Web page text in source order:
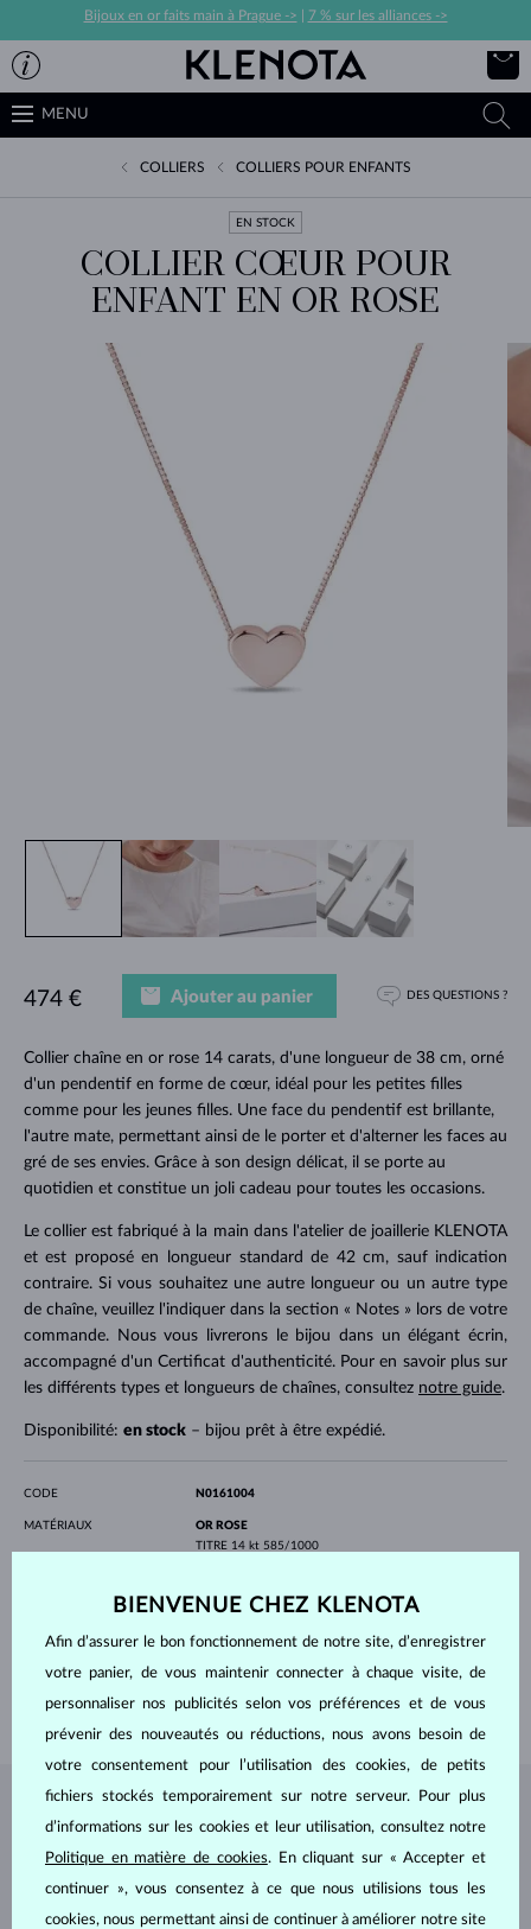
Bijoux en or faits main à Prague -> 7 % sur les alliances ->
MENU
COLLIERS COLLIERS POUR ENFANTS
EN STOCK
COLLIER CŒUR POUR
ENFANT EN OR ROSE
Collier chaîne en or rose 14 carats, d'une longueur de 38 cm, orné
d'un pendentif en forme de cœur, idéal pour les petites filles
comme pour les jeunes filles. Une face du pendentif est brillante,
l'autre mate, permettant ainsi de le porter et d'alterner les faces au
gré de ses envies. Grâce à son design délicat, il se porte au
quotidien et constitue un joli cadeau pour toutes les occasions.
Le collier est fabriqué à la main dans l'atelier de joaillerie KLENOTA
et est proposé en longueur standard de 42 cm, sauf indication
contraire. Si vous souhaitez une autre longueur ou un autre type
de chaîne, veuillez l'indiquer dans la section « Notes » lors de votre
commande. Nous vous livrerons le bijou dans un élégant écrin,
accompagné d'un Certificat d'authenticité. Pour en savoir plus sur
les différents types et longueurs de chaînes, consultez notre guide.
Disponibilité: en stock– bijou prêt à être expédié.
474 € Ajouter au panier DES QUESTIONS ?
CODE N0161004
MATÉRIAUX
OR ROSE
TITRE 14 kt 585/1000
6.0 mm
PROFONDEUR 5.3 mm
LONGEUR 380.00 mm
POIDS 1.30 g
BIJOUX DE L'ATELIER KLENOTA
BIENVENUE CHEZ KLENOTA
Afin d’assurer le bon fonctionnement de notre site, d’enregistrer
votre panier, de vous maintenir connecter à chaque visite, de
personnaliser nos publicités selon vos préférences et de vous
prévenir des nouveautés ou réductions, nous avons besoin de
votre consentement pour l’utilisation des cookies, de petits
fichiers stockés temporairement sur notre serveur. Pour plus
d’informations sur les cookies et leur utilisation, consultez notre
Politique en matière de cookies. En cliquant sur « Accepter et
continuer », vous consentez à ce que nous utilisions tous les
cookies, nous permettant ainsi de continuer à améliorer notre site